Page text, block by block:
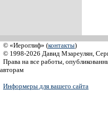
© «Иероглиф» (контакты)
© 1998-2026 Давид Мзареулян,
Права на все работы,
авторам
Информеры для вашего сайта